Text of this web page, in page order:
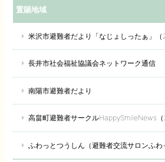
置賜地域
米沢市避難者だより「なじょしったぁ」（
長井市社会福祉協議会ネットワーク通信
南陽市避難者だより
高畠町避難者サークルHappySmileNews（
ふわっとつうしん（避難者交流サロンふわ